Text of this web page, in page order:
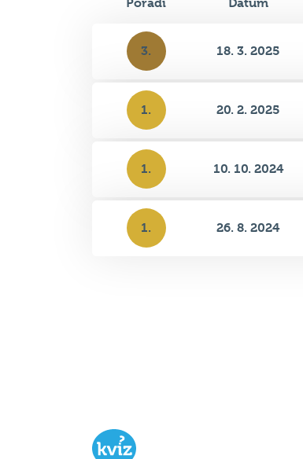
3. 18. 3. 2025
1. 20. 2. 2025
1. 10. 10. 2024
1. 26. 8. 2024